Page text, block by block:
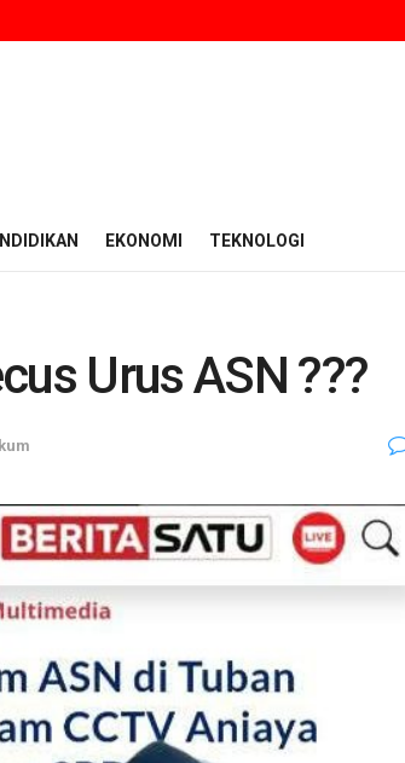
EKONOMI TEKNOLOGI
Urus ASN ???